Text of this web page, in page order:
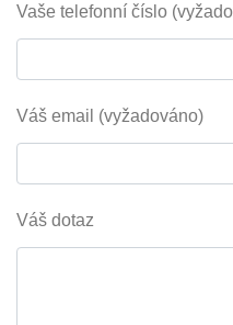
Vaše telefonní číslo
Váš email (vyžadováno)
Váš dotaz